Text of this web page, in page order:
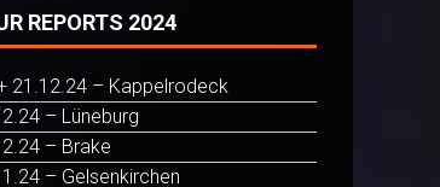
REPORTS 2024
21.12.24 – Kappelrodeck
– Lüneburg
– Brake
– Gelsenkirchen